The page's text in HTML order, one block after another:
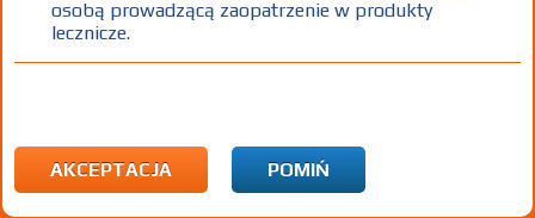
tabl. 10 mg 60 szt. Doustnie
100%
osobą prowadzącą zaopatrzenie w produkty
lecznicze.
AKCEPTACJA POMIŃ